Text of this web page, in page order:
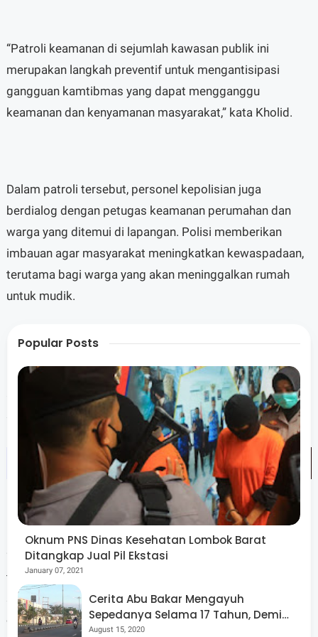
“Patroli keamanan di sejumlah kawasan publik ini
merupakan langkah preventif untuk mengantisipasi
gangguan kamtibmas yang dapat mengganggu
keamanan dan kenyamanan masyarakat,” kata Kholid.
Dalam patroli tersebut, personel kepolisian juga
berdialog dengan petugas keamanan perumahan dan
warga yang ditemui di lapangan. Polisi memberikan
imbauan agar masyarakat meningkatkan kewaspadaan,
terutama bagi warga yang akan meninggalkan rumah
untuk mudik.
Kholid mengimbau warga agar memberi tahu tetangga
atau kepala lingkungan apabila rumah ditinggalkan
selama mudik Lebaran.
“Warga kami imbau agar menginformasikan kepada
tetangga atau kepala lingkungan jika hendak mudik,
sehingga rumah yang ditinggalkan dapat ikut diawasi
oleh warga sekitar maupun petugas keamanan
Popular Posts
Oknum PNS Dinas Kesehatan Lombok Barat
Ditangkap Jual Pil Ekstasi
January 07, 2021
Cerita Abu Bakar Mengayuh
Sepedanya Selama 17 Tahun, Demi
Menggelorakan Kemerdekaan
August 15, 2020